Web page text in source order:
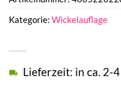
Lieferzeit: in ca. 2-
Kategorie: Wickelauflage